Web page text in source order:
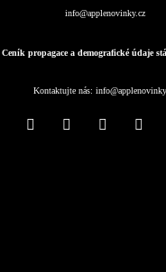
info@applenovinky.cz
Ceník propagace a demografické údaje
Kontaktujte nás: